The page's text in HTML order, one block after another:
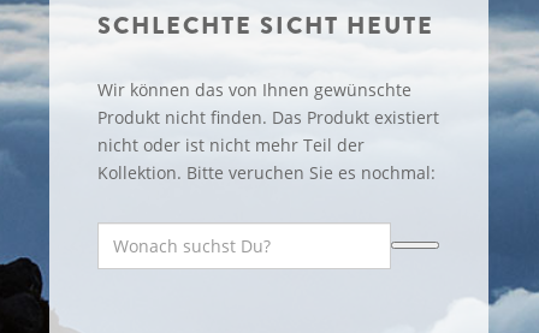
SCHLECHTE SICHT HEUTE
Wir können das von Ihnen gewünschte
Produkt nicht finden. Das Produkt existiert
nicht oder ist nicht mehr Teil der
Kollektion. Bitte veruchen Sie es nochmal: